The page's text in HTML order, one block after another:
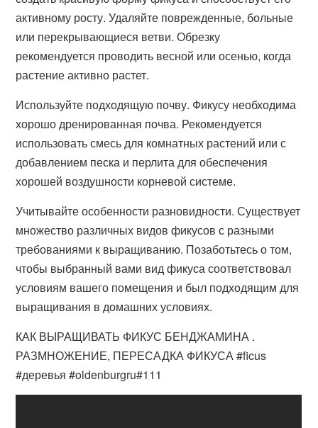
активному росту. Удаляйте поврежденные, больные
или перекрывающиеся ветви. Обрезку
рекомендуется проводить весной или осенью, когда
растение активно растет.
Используйте подходящую почву. Фикусу необходима
хорошо дренированная почва. Рекомендуется
использовать смесь для комнатных растений или с
добавлением песка и перлита для обеспечения
хорошей воздушности корневой системе.
Учитывайте особенности разновидности. Существует
множество различных видов фикусов с разными
требованиями к выращиванию. Позаботьтесь о том,
чтобы выбранный вами вид фикуса соответствовал
условиям вашего помещения и был подходящим для
выращивания в домашних условиях.
КАК ВЫРАЩИВАТЬ ФИКУС БЕНДЖАМИНА .
РАЗМНОЖЕНИЕ, ПЕРЕСАДКА ФИКУСА #ficus
#деревья #oldenburgru#111